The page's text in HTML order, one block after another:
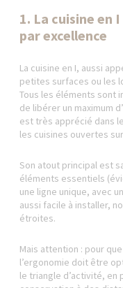
1. La cuisine en
par excellence
La cuisine en I, aussi
petites surfaces ou les
Tous les éléments sont
de libérer un maximum
est très apprécié dans
les cuisines ouvertes
Son atout principal est
éléments essentiels
une ligne unique, avec
aussi facile à installer,
étroites.
Mais attention : pour
l’ergonomie doit être
le triangle d’activité, en